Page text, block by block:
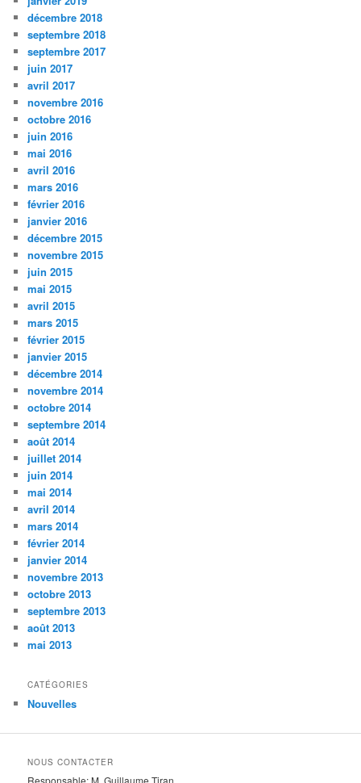
décembre 2018
septembre 2018
septembre 2017
juin 2017
avril 2017
novembre 2016
octobre 2016
juin 2016
mai 2016
avril 2016
mars 2016
février 2016
janvier 2016
décembre 2015
novembre 2015
juin 2015
mai 2015
avril 2015
mars 2015
février 2015
janvier 2015
décembre 2014
novembre 2014
octobre 2014
septembre 2014
août 2014
juillet 2014
juin 2014
mai 2014
avril 2014
mars 2014
février 2014
janvier 2014
novembre 2013
octobre 2013
septembre 2013
août 2013
mai 2013
CATÉGORIES
Nouvelles
NOUS CONTACTER
Responsable: M. Guillaume Tiran